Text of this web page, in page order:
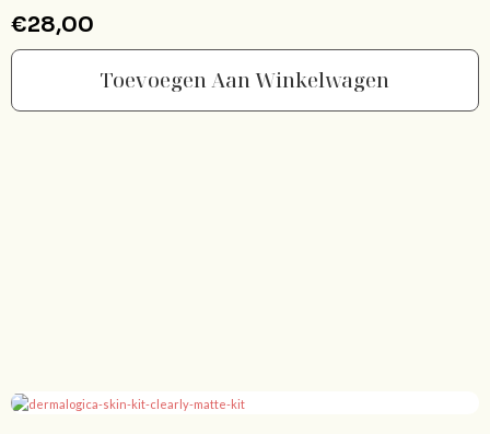
€28,00
Toevoegen Aan Winkelwagen